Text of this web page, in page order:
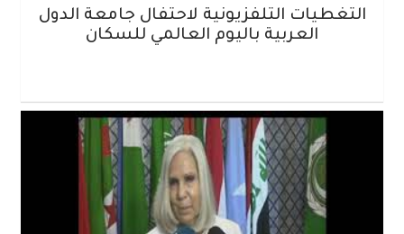
التغطيات التلفزيونية لاحتفال جامعة الدول
العربية باليوم العالمي للسكان